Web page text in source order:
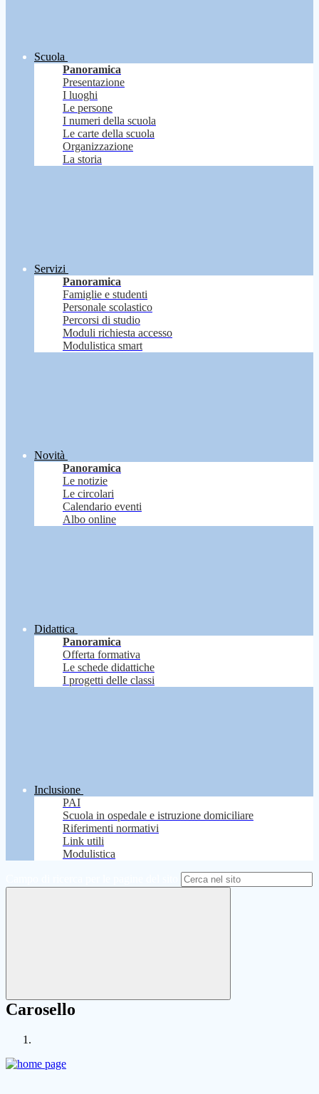
Scuola
Panoramica
Presentazione
I luoghi
Le persone
I numeri della scuola
Le carte della scuola
Organizzazione
La storia
Servizi
Panoramica
Famiglie e studenti
Personale scolastico
Percorsi di studio
Moduli richiesta accesso
Modulistica smart
Novità
Panoramica
Le notizie
Le circolari
Calendario eventi
Albo online
Didattica
Panoramica
Offerta formativa
Le schede didattiche
I progetti delle classi
Inclusione
PAI
Scuola in ospedale e istruzione domiciliare
Riferimenti normativi
Link utili
Modulistica
Carosello